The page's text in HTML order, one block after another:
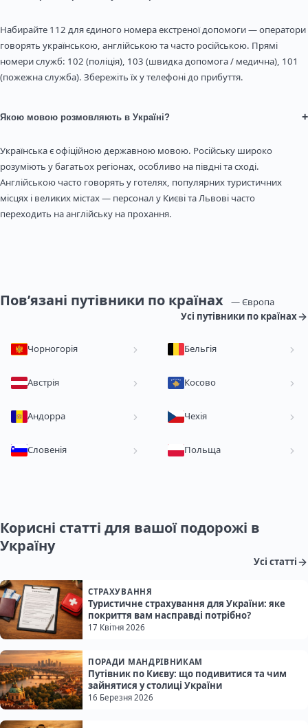
Набирайте 112 для єдиного номера екстреної допомоги — оператори
говорять українською, англійською та часто російською. Прямі
номери служб: 102 (поліція), 103 (швидка допомога / медична), 101
(пожежна служба). Збережіть їх у телефоні до прибуття.
Якою мовою розмовляють в Україні? +
Українська є офіційною державною мовою. Російську широко
розуміють у багатьох регіонах, особливо на півдні та сході.
Англійською часто говорять у готелях, популярних туристичних
місцях і великих містах — персонал у Києві та Львові часто
переходить на англійську на прохання.
Пов’язані путівники по країнах
— Європа
Усі путівники по країнах
Чорногорія Бельгія
Австрія Косово
Андорра Чехія
Словенія Польща
Корисні статті для вашої подорожі в
Україну
Усі статті
СТРАХУВАННЯ
Туристичне страхування для України: яке
покриття вам насправді потрібно?
17 Квітня 2026
ПОРАДИ МАНДРІВНИКАМ
Путівник по Києву: що подивитися та чим
зайнятися у столиці України
16 Березня 2026